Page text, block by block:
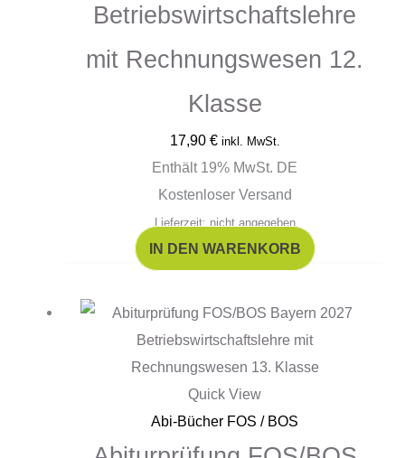
Betriebswirtschaftslehre
mit Rechnungswesen 12.
Klasse
17,90 € inkl. MwSt.
Enthält 19% MwSt. DE
Kostenloser Versand
Lieferzeit: nicht angegeben
IN DEN WARENKORB
Quick View
Abi-Bücher FOS / BOS